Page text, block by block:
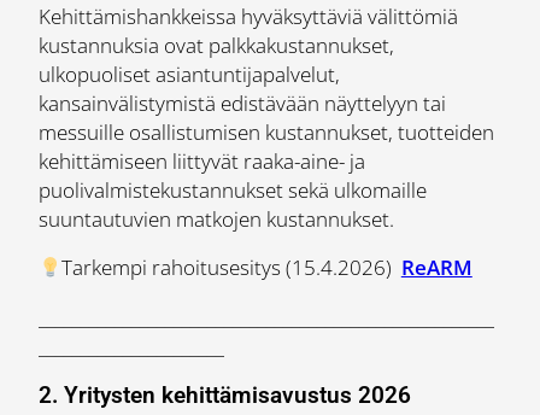
Kehittämishankkeissa hyväksyttäviä välittömiä
kustannuksia ovat palkkakustannukset,
ulkopuoliset asiantuntijapalvelut,
kansainvälistymistä edistävään näyttelyyn tai
messuille osallistumisen kustannukset, tuotteiden
kehittämiseen liittyvät raaka-aine- ja
puolivalmistekustannukset sekä ulkomaille
suuntautuvien matkojen kustannukset.
Tarkempi rahoitusesitys (15.4.2026) ReARM
2. Yritysten kehittämisavustus 2026